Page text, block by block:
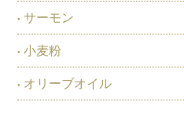
サーモン
小麦粉
オリーブオイル